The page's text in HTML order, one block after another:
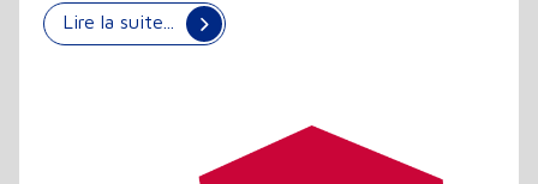
Lire la suite...